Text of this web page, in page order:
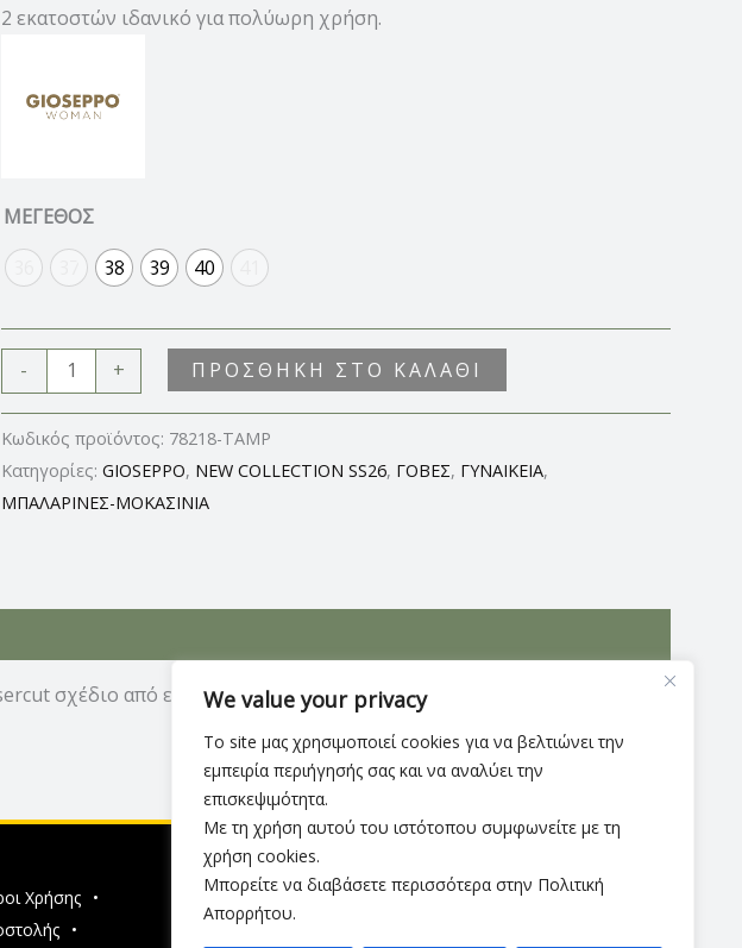
We value your privacy
Το site μας χρησιμοποιεί cookies για να βελτιώνει την
εμπειρία περιήγησής σας και να αναλύει την
επισκεψιμότητα.
Με τη χρήση αυτού του ιστότοπου συμφωνείτε με τη
χρήση cookies.
Μπορείτε να διαβάσετε περισσότερα στην Πολιτική
Απορρήτου.
2 εκατοστών ιδανικό για πολύωρη χρήση.
ΜΕΓΕΘΟΣ
38 39 40
- + ΠΡΟΣΘΉΚΗ ΣΤΟ ΚΑΛΆΘΙ
Κωδικός προϊόντος: 78218-TAMP
Κατηγορίες: GIOSEPPO, NEW COLLECTION SS26, ΓΟΒΕΣ, ΓΥΝΑΙΚΕΙΑ,
ΜΠΑΛΑΡΙΝΕΣ-ΜΟΚΑΣΙΝΙΑ
σχέδιο από εξαιρετικής ποιότηταςδέρμα
Χρήσης
•
•